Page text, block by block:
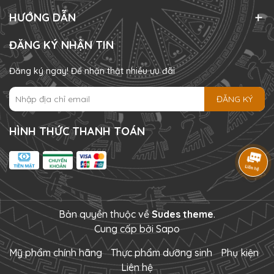
HƯỚNG DẪN
ĐĂNG KÝ NHẬN TIN
Đăng ký ngay! Để nhận thật nhiều ưu đãi
ĐĂNG KÝ
HÌNH THỨC THANH TOÁN
Bản quyền thuộc vềSudes theme.
Cung cấp bởi Sapo
Mỹ phẩm chính hãng
Thực phẩm dưỡng sinh
Phụ kiện
Liên hệ